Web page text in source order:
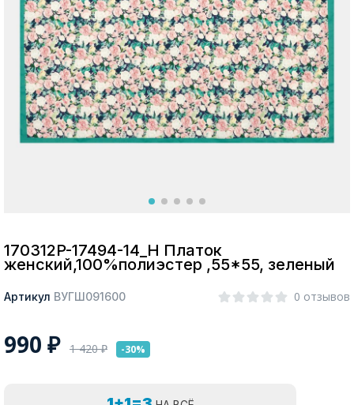
Москва
Да, все верно Изменить город
170312P-17494-14_Н Платок
женский,100%полиэстер ,55*55, зеленый
Артикул ВУГШ091600 0 отзывов
990 ₽ 1 420₽ -30%